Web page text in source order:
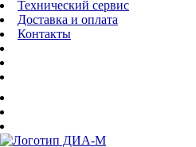
Технический сервис
Доставка и оплата
Контакты